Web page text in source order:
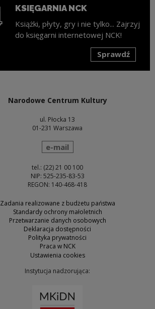
KSIĘGARNIA NCK
Książki, płyty, gry i nie tylko... Zajrzyj
do księgarni internetowej NCK!
Sprawdź
Narodowe Centrum Kultury
ul. Płocka 13
01-231 Warszawa
wyślij wiadomość
e-mail
tel.: (22) 21 00 100
NIP: 525-235-83-53
REGON: 140-468-418
Zadania realizowane z budżetu państwa
Standardy ochrony małoletnich
Przetwarzanie danych osobowych
Deklaracja dostępności
Polityka prywatności
Praca w NCK
Ustawienia cookies
Instytucja nadzorująca: